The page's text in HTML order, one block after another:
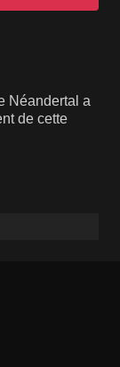
Néandertal a
de cette